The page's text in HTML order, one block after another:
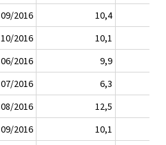
09/2016
10,4
10/2016
10,1
06/2016
9,9
07/2016
6,3
08/2016
12,5
09/2016
10,1